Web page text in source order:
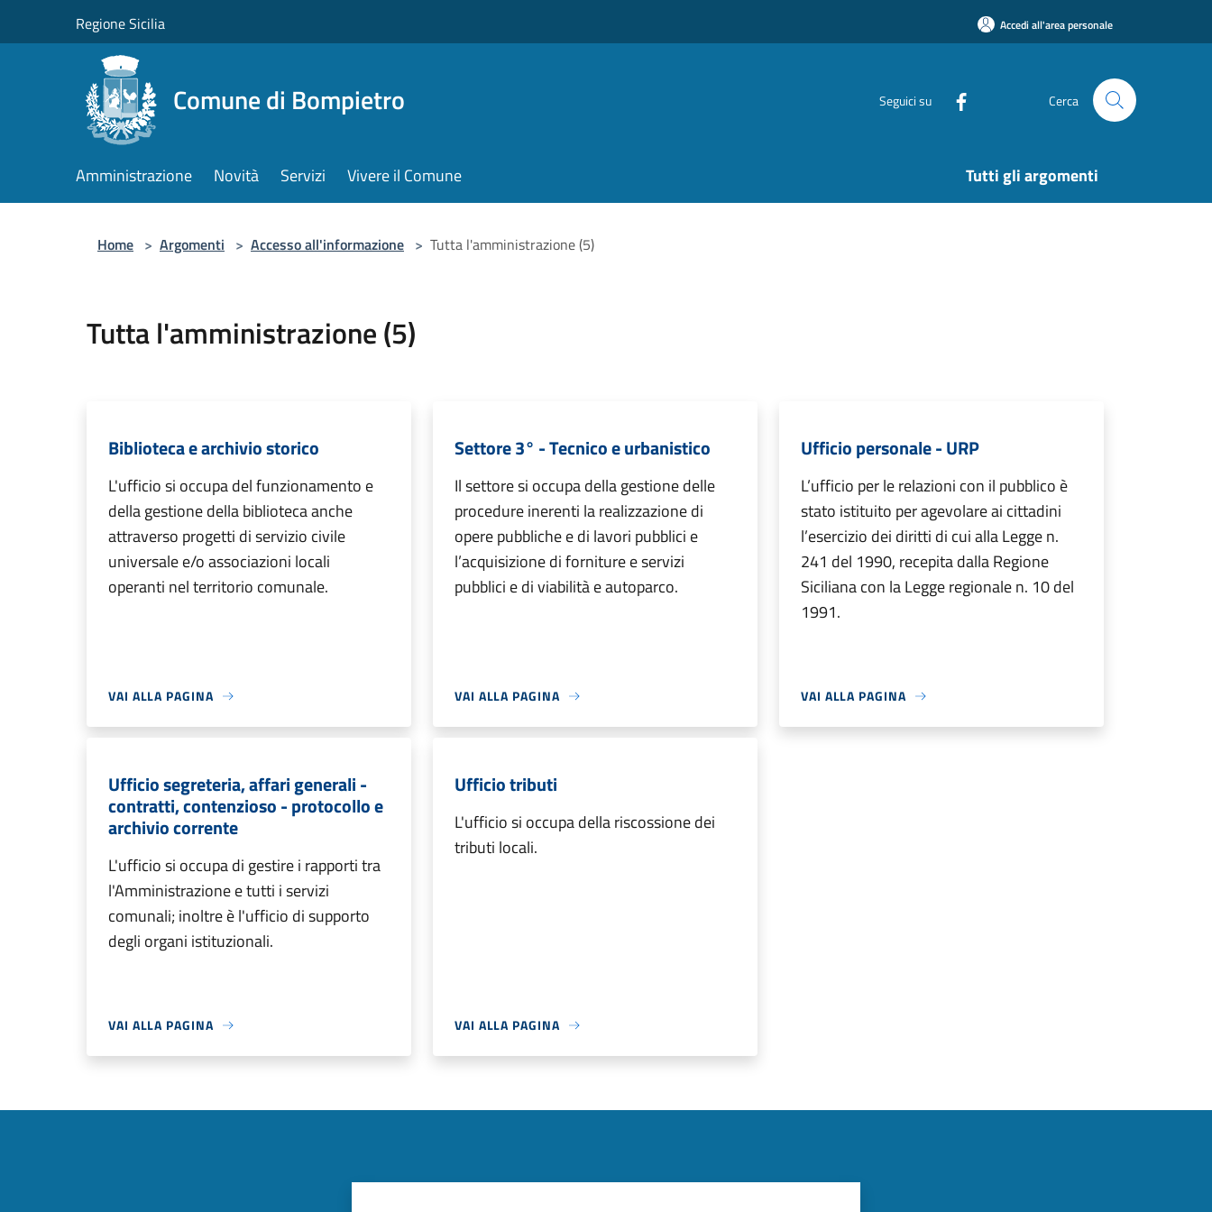
Regione Sicilia Accedi all'area personale
Comune di Bompietro Seguici su Cerca
Amministrazione Novità Servizi Vivere il Comune Tutti gli argomenti
Home > Argomenti > Accesso all'informazione > Tutta l'amministrazione (5)
Tutta l'amministrazione (5)
Biblioteca e archivio storico
L'ufficio si occupa del funzionamento e
della gestione della biblioteca anche
attraverso progetti di servizio civile
universale e/o associazioni locali
operanti nel territorio comunale.
VAI ALLA PAGINA
Settore 3° - Tecnico e urbanistico
Il settore si occupa della gestione delle
procedure inerenti la realizzazione di
opere pubbliche e di lavori pubblici e
l’acquisizione di forniture e servizi
pubblici e di viabilità e autoparco.
VAI ALLA PAGINA
Ufficio personale - URP
L’ufficio per le relazioni con il pubblico è
stato istituito per agevolare ai cittadini
l’esercizio dei diritti di cui alla Legge n.
241 del 1990, recepita dalla Regione
Siciliana con la Legge regionale n. 10 del
1991.
VAI ALLA PAGINA
Ufficio segreteria, affari generali -
contratti, contenzioso - protocollo e
archivio corrente
L'ufficio si occupa di gestire i rapporti tra
l'Amministrazione e tutti i servizi
comunali; inoltre è l'ufficio di supporto
degli organi istituzionali.
VAI ALLA PAGINA
Ufficio tributi
L'ufficio si occupa della riscossione dei
tributi locali.
VAI ALLA PAGINA